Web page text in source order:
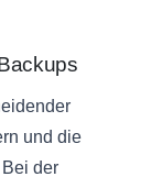
und die
der